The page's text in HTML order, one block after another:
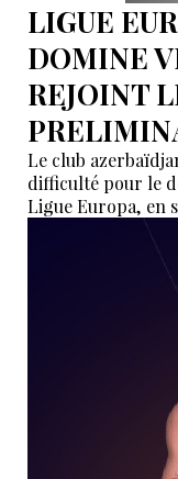
LIGUE
DOMINE
REJOINT
Le club
difficulté pour le
Ligue Europa, en
aux Islandais de